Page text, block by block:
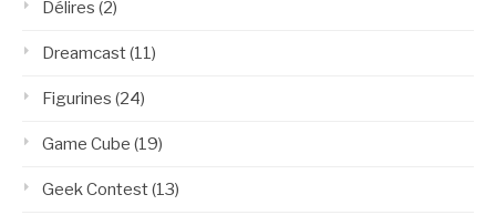
Délires (2)
Dreamcast(11)
Figurines (24)
Game Cube (19)
Geek Contest(13)